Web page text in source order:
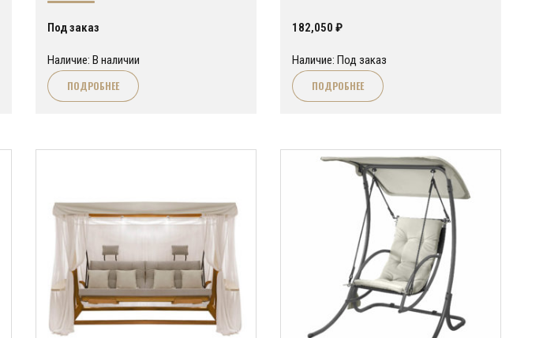
Под заказ
Наличие: В наличии
ПОДРОБНЕЕ
182,050 ₽
Наличие: Под заказ
ПОДРОБНЕЕ